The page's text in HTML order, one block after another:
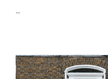
...